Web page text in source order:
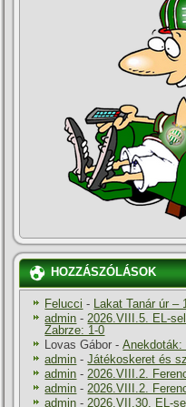
HOZZÁSZÓLÁSOK
Felucci - Lakat Tanár úr –
admin -2026.VIII.5. EL-
Zabrze: 1-0
Lovas Gábor -Anekdoták:
admin -Játékoskeret és
admin -2026.VIII.2.
admin -2026.VIII.2.
admin -2026.VII.30. EL-